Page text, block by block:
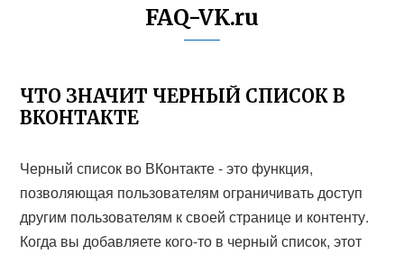
FAQ-VK.ru
ЧТО ЗНАЧИТ ЧЕРНЫЙ СПИСОК В
ВКОНТАКТЕ
Черный список во ВКонтакте - это функция,
позволяющая пользователям ограничивать доступ
другим пользователям к своей странице и контенту.
Когда вы добавляете кого-то в черный список, этот